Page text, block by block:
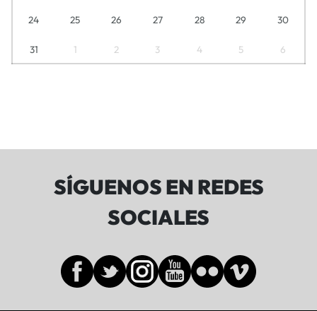
24 25 26 27 28 29 30
31 1 2 3 4 5 6
SÍGUENOS EN REDES
SOCIALES